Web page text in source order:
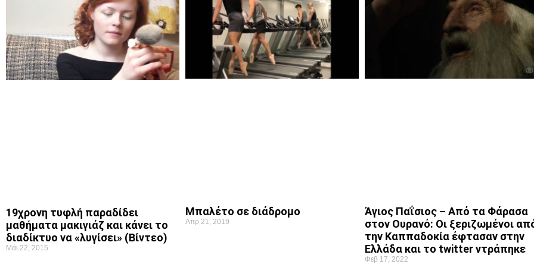
19χρονη τυφλή παραδίδει
μαθήματα μακιγιάζ και κάνει το
διαδίκτυο να «λυγίσει» (Βίντεο)
Μάι 22, 2015
Μπαλέτο σε διάδρομο
Απρ 21, 2019
Άγιος Παΐσιος – Από τα Φάρασα
στον Ουρανό: Οι ξεριζωμένοι
την Καππαδοκία έφτασαν στην
Ελλάδα και το twitter ντράπηκε
Φεβ 17, 2022